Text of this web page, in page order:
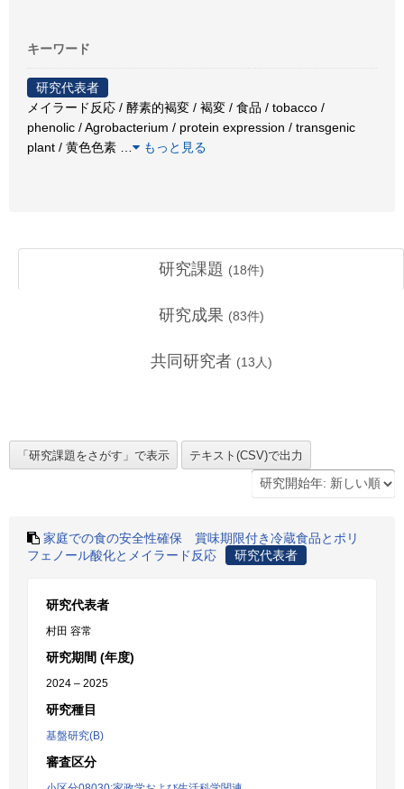
キーワード
研究代表者
メイラード反応 / 酵素的褐変 / 褐変 / 食品 / tobacco /
phenolic / Agrobacterium / protein expression / transgenic
plant / 黄色色素
もっと見る
研究課題 (18件)
研究成果 (83件)
共同研究者 (13 人)
家庭での食の安全性確保 賞味期限付き冷蔵食品とポリ
フェノール酸化とメイラード反応
研究代表者
研究代表者
村田 容常
研究期間 (年度)
2024 – 2025
研究種目
基盤研究(B)
審査区分